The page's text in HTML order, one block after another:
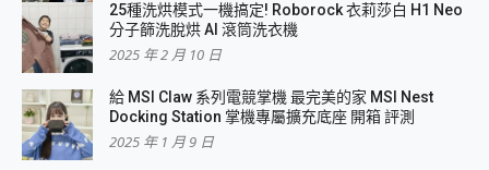
25種洗烘模式一機搞定! Roborock 衣莉莎白 H1 Neo
分子篩洗脫烘 AI 滾筒洗衣機
2025 年 2 月 10 日
給 MSI Claw 系列電競掌機 最完美的家 MSI Nest
Docking Station 掌機專屬擴充底座 開箱 評測
2025 年 1 月 9 日